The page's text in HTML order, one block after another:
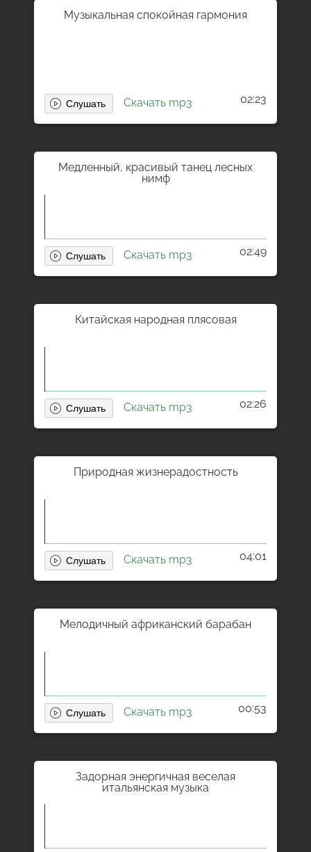
Музыкальная спокойная гармония
Скачать mp3 02:23
Медленный, красивый танец лесных
нимф
Скачать mp3 02:49
Китайская народная плясовая
Скачать mp3 02:26
Природная жизнерадостность
Скачать mp3 04:01
Мелодичный африканский барабан
Скачать mp3 00:53
Задорная энергичная веселая
итальянская музыка